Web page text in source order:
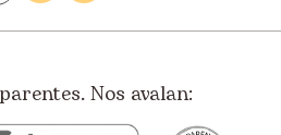
Nos avalan: